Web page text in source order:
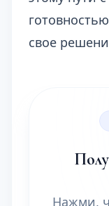
свое
Нажми,